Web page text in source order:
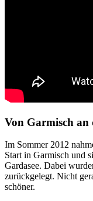
Von Garmisch an
Im Sommer 2012
Start in Garmisch und
Gardasee. Dabei
zurückgelegt. Nicht
schöner.